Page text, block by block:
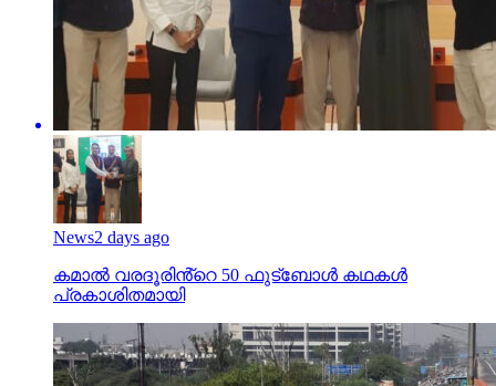
News2 days ago
കമാൽ വരദൂരിൻ്റെ 50 ഫുട്ബോൾ കഥകൾ
പ്രകാശിതമായി